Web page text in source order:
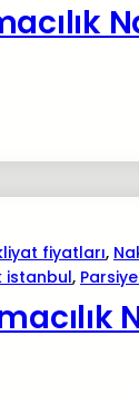
fiyatları,
istanbul,